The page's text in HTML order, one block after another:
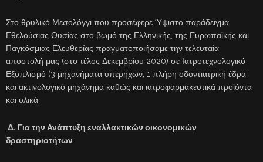
Στο θρυλικό Μεσολόγγι που προσέφερε Ύψιστο παράδειγμα
Εθελούσιας Θυσίας στο βωμό της Ελληνικής, της Ευρωπαϊκής και
Παγκόσμιας Ελευθερίας πραγματοποιήσαμε την τελευταία
αποστολή μας (στο τέλος Δεκεμβρίου 2020) σε Ιατροτεχνολογικό
Εξοπλισμό (3 μηχανήματα υπερήχων, 1 πλήρη οδοντιατρική έδρα
και ακτινολογικό μηχάνημα καθώς και ιατροφαρμακευτικά προϊόντα
και υλικά.
Δ. Για την Ανάπτυξη εναλλακτικών οικονομικών
δραστηριοτήτων